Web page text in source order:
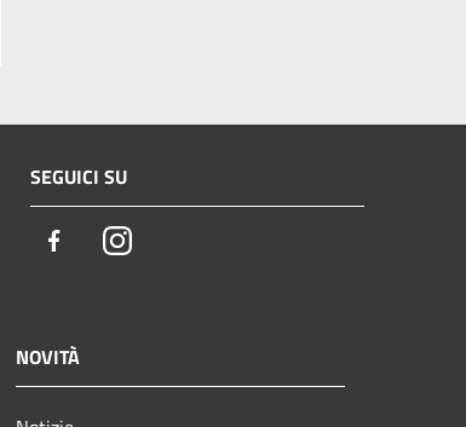
SEGUICI SU
FacebookInstagram
NOVITÀ